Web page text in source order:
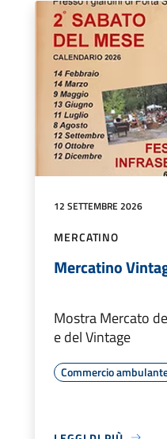
12 SETTEMBRE 2026
MERCATINO
Mercatino
Mostra Mercato
e del Vintage
Commercio